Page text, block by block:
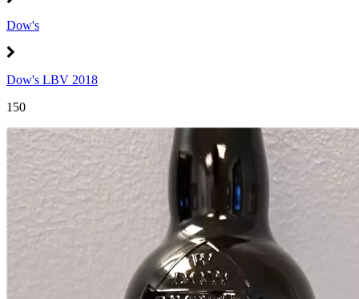
Dow's
Dow's LBV 2018
150